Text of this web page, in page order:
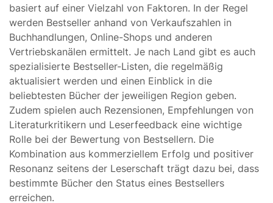
basiert auf einer Vielzahl von Faktoren. In der Regel
werden Bestseller anhand von Verkaufszahlen in
Buchhandlungen, Online-Shops und anderen
Vertriebskanälen ermittelt. Je nach Land gibt es auch
spezialisierte Bestseller-Listen, die regelmäßig
aktualisiert werden und einen Einblick in die
beliebtesten Bücher der jeweiligen Region geben.
Zudem spielen auch Rezensionen, Empfehlungen von
Literaturkritikern und Leserfeedback eine wichtige
Rolle bei der Bewertung von Bestsellern. Die
Kombination aus kommerziellem Erfolg und positiver
Resonanz seitens der Leserschaft trägt dazu bei, dass
bestimmte Bücher den Status eines Bestsellers
erreichen.